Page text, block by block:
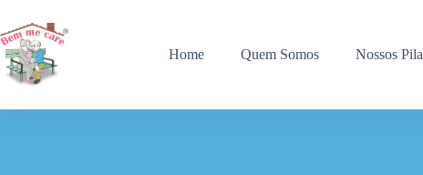
para
o
conteúdo
Home Quem Somos Nossos